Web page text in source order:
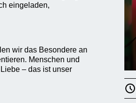
eingeladen,
wir das Besondere an
Menschen und
– das ist unser